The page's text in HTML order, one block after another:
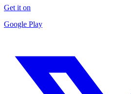
Get it on
Google Play